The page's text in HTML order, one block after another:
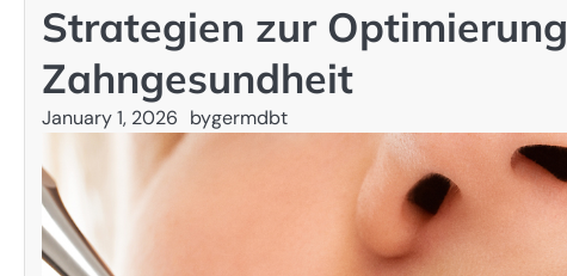
Strategien zur
Zahngesundheit
January 1, 2026 bygermdbt